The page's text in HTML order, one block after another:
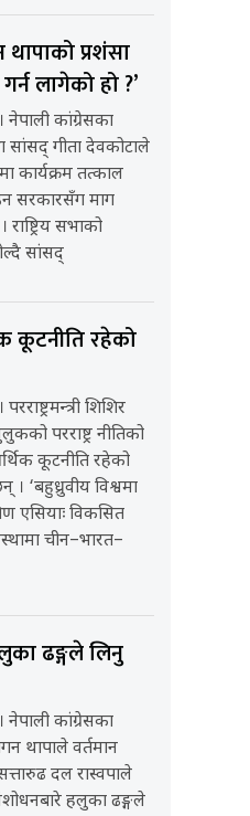
प्रशंसा
लागेको हो ?’
नेपाली कांग्रेसका
सांसद् गीता देवकोटाले
कार्यक्रम तत्काल
सरकारसँग माग
सभाको
सांसद्
कूटनीति रहेको
शिशिर
परराष्ट्र नीतिको
कूटनीति रहेको
। ‘बहुध्रुवीय विश्वमा
एसियाः विकसित
चीन–भारत–
ढङ्गले लिनु
नेपाली कांग्रेसका
थापाले वर्तमान
दल रास्वपाले
हलुका ढङ्गले